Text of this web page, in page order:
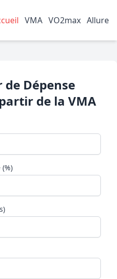
VMA VO2max Allure
Dépense
de la VMA